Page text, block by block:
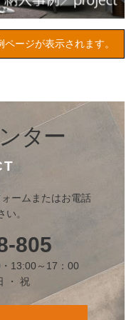
ージが表示されます。
ター
ームまたはお電話
。
805
13:00～17：00
・ 祝